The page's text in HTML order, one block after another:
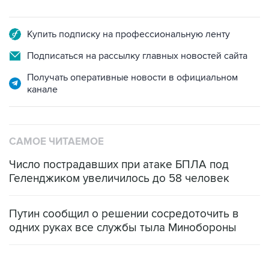
Купить подписку на профессиональную ленту
Подписаться на рассылку главных новостей сайта
Получать оперативные новости в официальном
канале
САМОЕ ЧИТАЕМОЕ
Число пострадавших при атаке БПЛА под
Геленджиком увеличилось до 58 человек
Путин сообщил о решении сосредоточить в
одних руках все службы тыла Минобороны